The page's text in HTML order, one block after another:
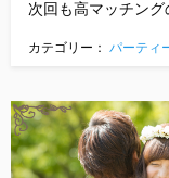
次回も高マッチン
カテゴリー： パーティ